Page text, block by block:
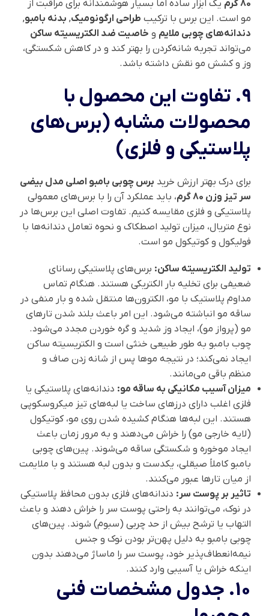
80 گرم
یک ابزار ساده اما بسیار هوشمندانه برای مراقبت از
مو است. این برس با ترکیب طراحی ارگونومیک, بدنه بامبو,
دندانه‌های چوبی ملایم و خاصیت ضد الکتریسیته ساکن
می‌تواند تجربه شانه‌کردن را بهتر کند و در کاهش شکستگی،
وز و کشش مو نقش داشته باشد.
9. تفاوت این محصول با
محصولات مشابه (برس‌های
پلاستیکی و فلزی)
برای درک بهتر ارزش خرید برس چوبی بامبو اصلی مدل بیضی
سر تیز وزن 80 گرم
، باید عملکرد آن را با برس‌های معمولی
پلاستیکی و فلزی مقایسه کنیم. تفاوت اصلی این برس‌ها در
نوع متریال، میزان تولید اصطکاک و نحوه تعامل دندانه‌ها با
فولیکول و کوتیکول مو است.
تولید الکتریسیته ساکن: برس‌های پلاستیکی رسانای
ضعیفی برای تخلیه بار الکتریکی هستند. هنگام تماس
مداوم پلاستیک با مو، الکترون‌ها منتقل شده و بار منفی در
ساقه مو انباشته می‌شود. این امر باعث بلند شدن تارهای
مو (پرواز مو)، ایجاد وز شدید و گره خوردن مجدد می‌شود.
چوب بامبو به طور طبیعی خنثی است و الکتریسیته ساکن
ایجاد نمی‌کند؛ در نتیجه موها پس از شانه زدن صاف و
منظم باقی می‌مانند.
میزان آسیب مکانیکی به ساقه مو: دندانه‌های پلاستیکی یا
فلزی اغلب دارای درزهای ساخت یا لبه‌های تیز میکروسکوپی
هستند. این لبه‌ها هنگام کشیده شدن روی مو، کوتیکول
(لایه خارجی مو) را خراش می‌دهند و به مرور زمان باعث
ایجاد موخوره و شکستگی ساقه می‌شوند. پین‌های چوبی
بامبو کاملاً صیقلی، یکدست و بدون لبه هستند و با ملایمت
از میان تارها عبور می‌کنند.
تاثیر بر پوست سر: دندانه‌های فلزی بدون محافظ پلاستیکی
در نوک، می‌توانند به راحتی پوست سر را خراش دهند و باعث
التهاب یا ترشح بیش از حد چربی (سبوم) شوند. پین‌های
چوبی بامبو به دلیل پهن‌تر بودن نوک و جنس
نیمه‌انعطاف‌پذیر خود، پوست سر را ماساژ می‌دهند بدون
اینکه خراش یا آسیبی وارد کنند.
10. جدول مشخصات فنی